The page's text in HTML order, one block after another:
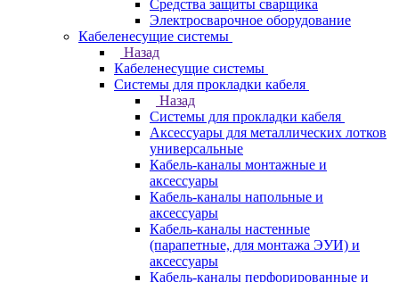
Средства защиты сварщика
Электросварочное оборудование
Кабеленесущие системы
Назад
Кабеленесущие системы
Системы для прокладки кабеля
Назад
Системы для прокладки кабеля
Аксессуары для металлических лотков
универсальные
Кабель-каналы монтажные и
аксессуары
Кабель-каналы напольные и
аксессуары
Кабель-каналы настенные
(парапетные, для монтажа ЭУИ) и
аксессуары
Кабель-каналы перфорированные и